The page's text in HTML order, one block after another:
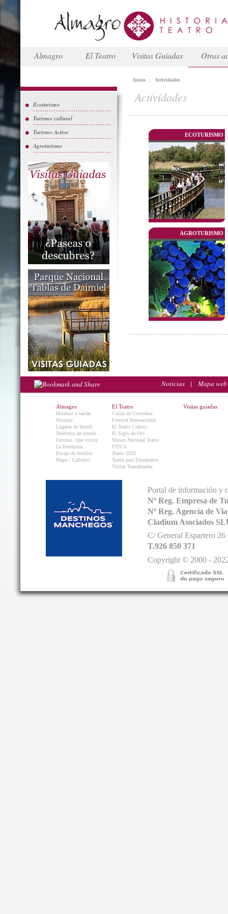
Almagro El Teatro Visitas Guiadas Otras
Ecoturismo
Turismo cultural
Turismo Activo
Agroturismo
Inicio :: Actividades
Actividades
ECOTURISMO
AGROTURISMO
Noticias | Mapa web
Almagro
Horarios y tarifas
Historia
Lugares de Interés
Teléfonos de interés
Entorno. Que visitar.
La Berenjena
Encaje de bolillos
Mapa / Callejero
El Teatro
Corral de Comedias
Festival Internacional
El Teatro Clásico
El Siglo de Oro
Museo Nacional Teatro
FITCA
Teatro 2025
Teatro para Estudiantes
Visitas Teatralizadas
Visitas guiadas
Portal de información y
Nº Reg. Empresa de
Nº Reg. Agencia de
Cladium Asociados
C/ General Espartero
T.926 850 371
Copyright © 2000 -